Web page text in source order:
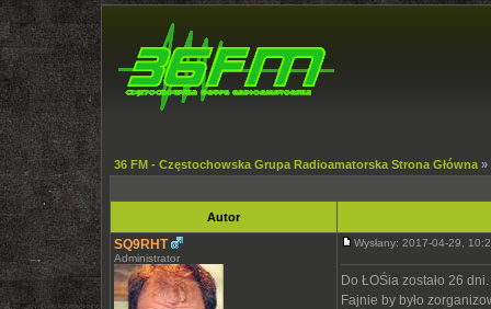
36 FM - Częstochowska Grupa Radioamatorska Strona Główna »
Autor
SQ9RHT
Administrator
Wysłany: 2017-04-29,
Do ŁOŚia zostało 26 dni.
Fajnie by było